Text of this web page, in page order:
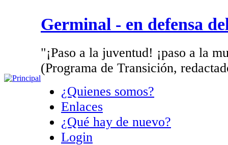
Germinal - en defensa
"¡Paso a la juventud! ¡paso a la
(Programa de Transición,
¿Quienes somos?
Enlaces
¿Qué hay de nuevo?
Login